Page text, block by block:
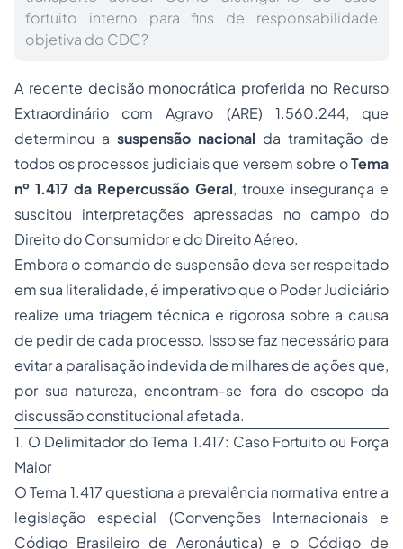
fortuito interno para fins de responsabilidade
objetiva do CDC?
A recente decisão monocrática proferida no Recurso
Extraordinário com Agravo (ARE) 1.560.244, que
determinou a suspensão nacional da tramitação de
todos os processos judiciais que versem sobre oTema
nº 1.417 da Repercussão Geral, trouxe insegurança e
suscitou interpretações apressadas no campo do
Direito do Consumidor e do Direito Aéreo.
Embora o comando de suspensão deva ser respeitado
em sua literalidade, é imperativo que o Poder Judiciário
realize uma triagem técnica e rigorosa sobre a causa
de pedir de cada processo. Isso se faz necessário para
evitar a paralisação indevida de milhares de ações que,
por sua natureza, encontram-se fora do escopo da
discussão constitucional afetada.
1. O Delimitador do Tema 1.417: Caso Fortuito ou Força
Maior
O Tema 1.417 questiona a prevalência normativa entre a
legislação especial (Convenções Internacionais e
Código Brasileiro de Aeronáutica) e o Código de